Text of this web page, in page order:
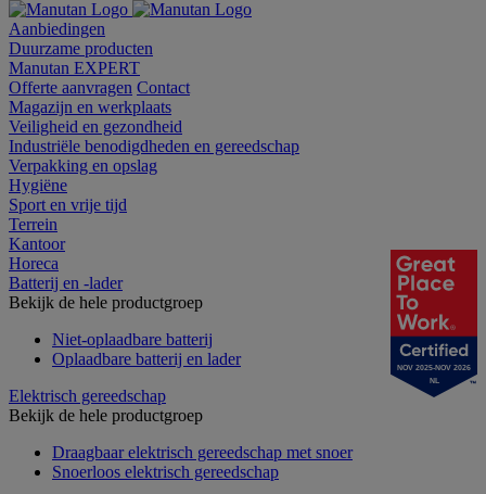
Aanbiedingen
Duurzame producten
Manutan EXPERT
Offerte aanvragen Contact
Magazijn en werkplaats
Veiligheid en gezondheid
Industriële benodigdheden en gereedschap
Verpakking en opslag
Hygiëne
Sport en vrije tijd
Terrein
Kantoor
Horeca
Batterij en -lader
Bekijk de hele productgroep
Niet-oplaadbare batterij
Oplaadbare batterij en lader
Elektrisch gereedschap
Bekijk de hele productgroep
Draagbaar elektrisch gereedschap met snoer
Snoerloos elektrisch gereedschap
NOV 2025-NOV 2026
NL